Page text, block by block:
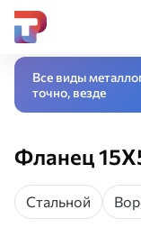
Главная
Все виды
точно, везде
Фланец
Стальной